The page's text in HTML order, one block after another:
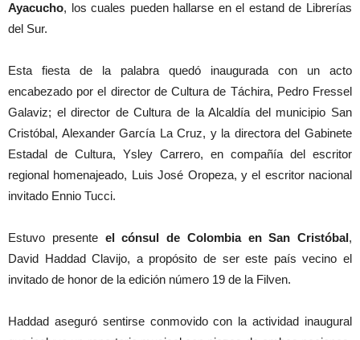
Ayacucho, los cuales pueden hallarse en el estand de Librerías
del Sur.
Esta fiesta de la palabra quedó inaugurada con un acto
encabezado por el director de Cultura de Táchira, Pedro Fressel
Galaviz; el director de Cultura de la Alcaldía del municipio San
Cristóbal, Alexander García La Cruz, y la directora del Gabinete
Estadal de Cultura, Ysley Carrero, en compañía del escritor
regional homenajeado, Luis José Oropeza, y el escritor nacional
invitado Ennio Tucci.
Estuvo presente el cónsul de Colombia en San Cristóbal,
David Haddad Clavijo, a propósito de ser este país vecino el
invitado de honor de la edición número 19 de la Filven.
Haddad aseguró sentirse conmovido con la actividad inaugural